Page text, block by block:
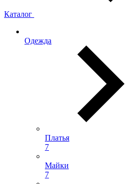
Каталог
Одежда
Платья
7
Майки
7